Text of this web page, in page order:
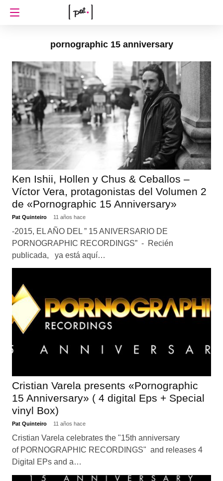
pornographic 15 anniversary
Ken Ishii, Hollen y Chus & Ceballos –
Víctor Vera, protagonistas del Volumen 2
de «Pornographic 15 Anniversary»
Pat Quinteiro 11 años hace
-2015, EL AÑO DEL ” 15 ANIVERSARIO DE
PORNOGRAPHIC RECORDINGS” - Recién
publicada, ya está aquí…
Cristian Varela presents «Pornographic
15 Anniversary» ( 4 digital Eps + Special
vinyl Box)
Pat Quinteiro 11 años hace
Cristian Varela celebrates the "15th anniversary
of PORNOGRAPHIC RECORDINGS" and releases 4
Digital EPs and a…